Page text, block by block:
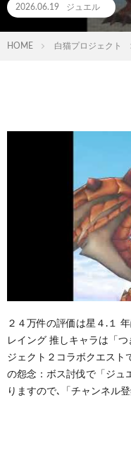
2026.06.19 ジュエル
HOME 白猫プロジェクト
２４万件の評価は星４.１
レイング 推しキャラは「
ジェクト２コラボクエス
の怨念：ボス討伐で「ジ
りますので､「チャンネル